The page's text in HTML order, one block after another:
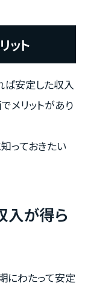
ット
ば安定した収入
メリットがあり
っておきたい
入が得ら
にわたって安定